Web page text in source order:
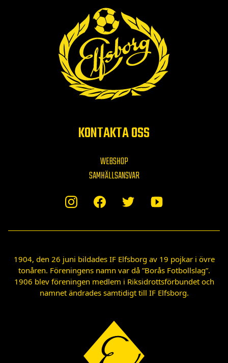
KONTAKTA OSS
WEBSHOP
SAMHÄLLSANSVAR
1904, den 26 juni bildades IF Elfsborg av 19 pojkar i övre
tonåren. Föreningens namn var då ”Borås Fotbollslag”.
1906 blev föreningen medlem i Riksidrottsförbundet och
namnet ändrades samtidigt till IF Elfsborg.